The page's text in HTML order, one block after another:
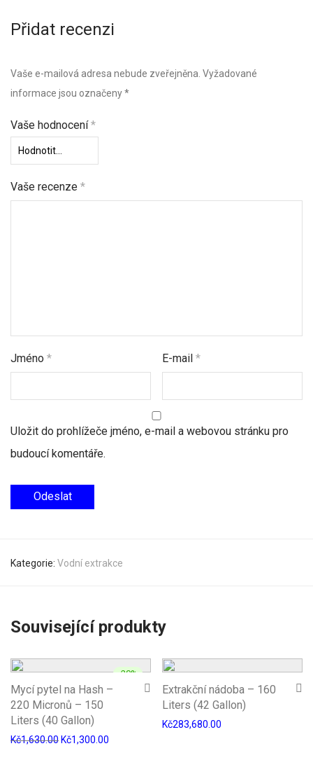
Přidat recenzi
Vaše e-mailová adresa nebude zveřejněna. Vyžadované
informace jsou označeny*
Vaše hodnocení*
Vaše recenze *
Jméno * E-mail*
Uložit do prohlížeče jméno, e-mail a webovou stránku pro
budoucí komentáře.
Kategorie: Vodní extrakce
Související produkty
-20%
Mycí pytel na Hash –
220 Micronů – 150
Liters (40 Gallon)
Kč1,630.00 Kč1,300.00
Extrakční nádoba – 160
Liters (42 Gallon)
Kč283,680.00